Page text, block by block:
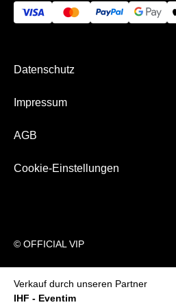
Kontakt
Impressum
© OFFICIAL VIP
Datenschutz
Impressum
AGB
Cookie-Einstellungen
Verkauf durch unseren Partner
IHF - Eventim